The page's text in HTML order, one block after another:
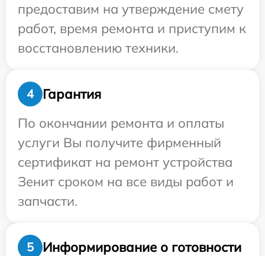
предоставим на утверждение смету
работ, время ремонта и приступим к
восстановлению техники.
4
Гарантия
По окончании ремонта и оплаты
услуги Вы получите фирменный
сертификат на ремонт устройства
Зенит сроком на все виды работ и
запчасти.
5
Информирование о готовности